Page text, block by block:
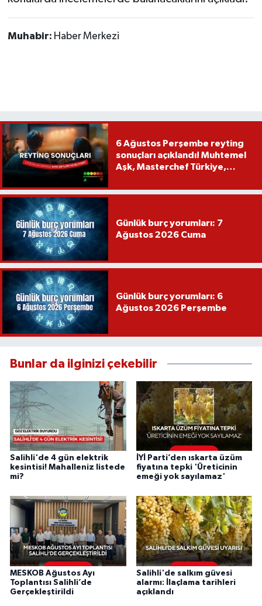
Muhabir: Haber Merkezi
6 Ağustos Perşembe reyting
sonuçları açıklandı! Muhtemel
Aşk, Masterchef Türkiye,
Günlük burç yorumları: 7
Ağustos 2026 Cuma
Günlük burç yorumları: 6
Ağustos 2026 Perşembe
Bunlar da ilginizi çekebilir
Salihli'de 4 gün elektrik
kesintisi! Mahalleniz listede
mi?
İYİ Parti’den ıskarta üzüm
fiyatına tepki 'Üreticinin
emeği yok sayılamaz'
MESKOB Ağustos Ayı
Toplantısı Salihli’de
Gerçekleştirildi
Salihli'de salkım güvesi
alarmı: İlaçlama tarihleri
açıklandı